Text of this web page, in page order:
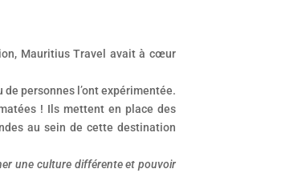
Mauritius Travel avait à cœur
personnes l’ont expérimentée.
! Ils mettent en place des
au sein de cette destination
une culture différente et pouvoir